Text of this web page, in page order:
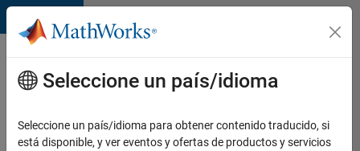
Saltar al contenido
Ofertas
de
empleo
MathWorks
Seleccione un país/idioma
Seleccione un país/idioma para obtener contenido traducido, si
está disponible, y ver eventos y ofertas de productos y servicios